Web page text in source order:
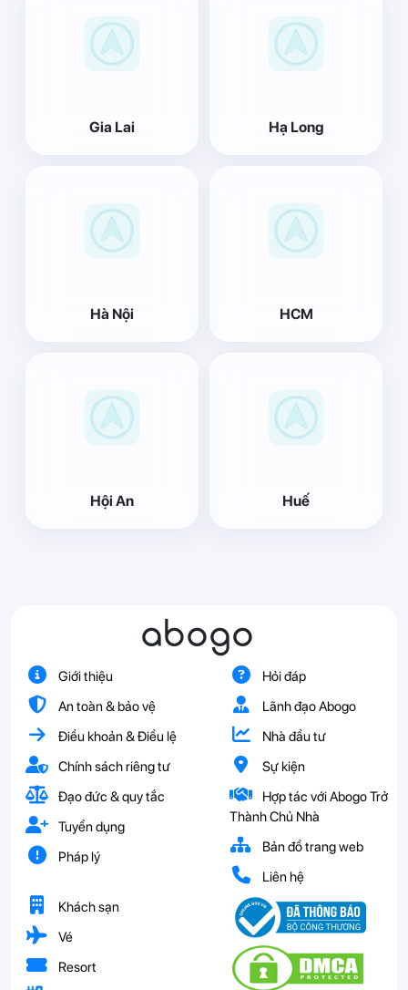
Gia Lai Hạ Long
Hà Nội HCM
Hội An Huế
abogo
Giới thiệu
An toàn & bảo vệ
Điều khoản & Điều lệ
Chính sách riêng tư
Đạo đức & quy tắc
Tuyển dụng
Pháp lý
Hỏi đáp
Lãnh đạo Abogo
Nhà đầu tư
Sự kiện
Hợp tác với Abogo Trở
Thành Chủ Nhà
Bản đồ trang web
Liên hệ
Khách sạn
Vé
Resort